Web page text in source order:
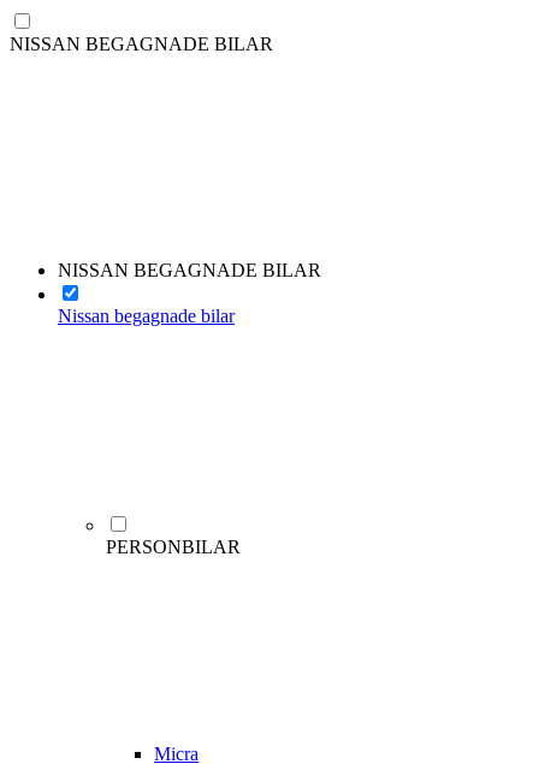
NISSAN BEGAGNADE BILAR
NISSAN BEGAGNADE BILAR
Nissan begagnade bilar
PERSONBILAR
Micra